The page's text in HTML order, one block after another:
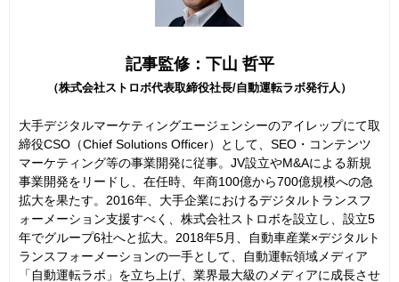
記事監修：下山 哲平
（株式会社ストロボ代表取締役社長/自動運転ラボ発行人）
大手デジタルマーケティングエージェンシーのアイレップにて取
締役CSO（Chief Solutions Officer）として、SEO・コンテンツ
マーケティング等の事業開発に従事。JV設立やM&Aによる新規
事業開発をリードし、在任時、年商100億から700億規模への急
拡大を果たす。2016年、大手企業におけるデジタルトランスフ
ォーメーション支援すべく、株式会社ストロボを設立し、設立5
年でグループ6社へと拡大。2018年5月、自動車産業×デジタルト
ランスフォーメーションの一手として、自動運転領域メディア
「自動運転ラボ」を立ち上げ、業界最大級のメディアに成長させ